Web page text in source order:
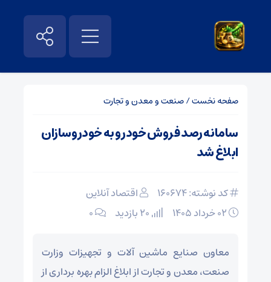
صفحه نخست/صنعت و معدن و تجارت
سامانه رصد فروش خودرو به خودروسازان
ابلاغ شد
کد نوشته: 160674
اقتصاد آنلاین
۰
معاون صنایع ماشین آلات و تجهیزات وزارت
صنعت، معدن و تجارت از ابلاغ الزام بهره برداری از